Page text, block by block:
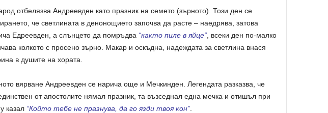
отбелязва Андреевден като празник на семето (зърното). Този ден се
че светлината в денонощието започва да расте – наедрява, затова
Едреевден, а слънцето да помръдва “както пиле в яйце”, всеки ден по-малко
колкото с просено зърно. Макар и оскъдна, надеждата за светлина внася
в душите на хората.
вярване Андреевден се нарича още и Мечкинден. Легендата разказва, че
от апостолите нямал празник, та възседнал една мечка и отишъл при
казал “Който тебе не празнува, да го язди твоя кон”.